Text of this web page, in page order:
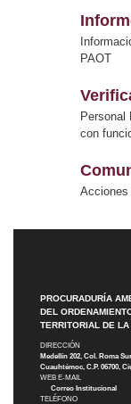
PAOT
Personal
con
Acciones
PROCURADURÍA
DEL
TERRITORIAL DE LA
DIRECCIÓN
Medellín 202, Col. Roma
Cuauhtémoc, C.P. 06700,
WEB E-MAIL
Correo Institucional
TELÉFONO